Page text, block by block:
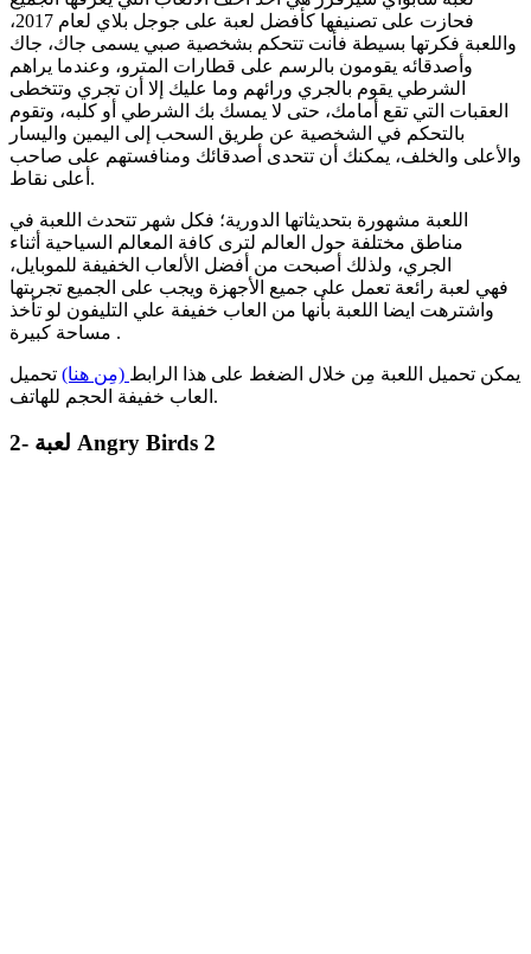
فحازت على تصنيفها كأفضل لعبة على جوجل بلاي لعام 2017،
و اللعبة فكرتها بسيطة فأنت تتحكم بشخصية صبي يسمى جاك، جاك
وأصدقائه يقومون بالرسم على قطارات المترو، وعندما يراهم
الشرطي يقوم بالجري ورائهم وما عليك إلا أن تجري وتتخطى
العقبات التي تقع أمامك، حتى لا يمسك بك الشرطي أو كلبه، وتقوم
بالتحكم في الشخصية عن طريق السحب إلى اليمين واليسار
والأعلى والخلف، يمكنك أن تتحدى أصدقائك ومنافستهم على صاحب
أعلى نقاط.
اللعبة مشهورة بتحديثاتها الدورية؛ فكل شهر تتحدث اللعبة في
مناطق مختلفة حول العالم لترى كافة المعالم السياحية أثناء
الجري، ولذلك أصبحت من أفضل الألعاب الخفيفة للموبايل،
فهي لعبة رائعة تعمل على جميع الأجهزة ويجب على الجميع تجربتها
واشترهت ايضا اللعبة بأنها من العاب خفيفة علي التليفون لو تأخذ
مساحة كبيرة .
يمكن تحميل اللعبة مِن خلال الضغط على هذا الرابط (مِن هنا) تحميل
العاب خفيفة الحجم للهاتف.
2- لعبة Angry Birds 2